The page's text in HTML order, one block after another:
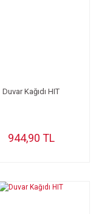
Duvar Kağıdı HIT
944,90 TL